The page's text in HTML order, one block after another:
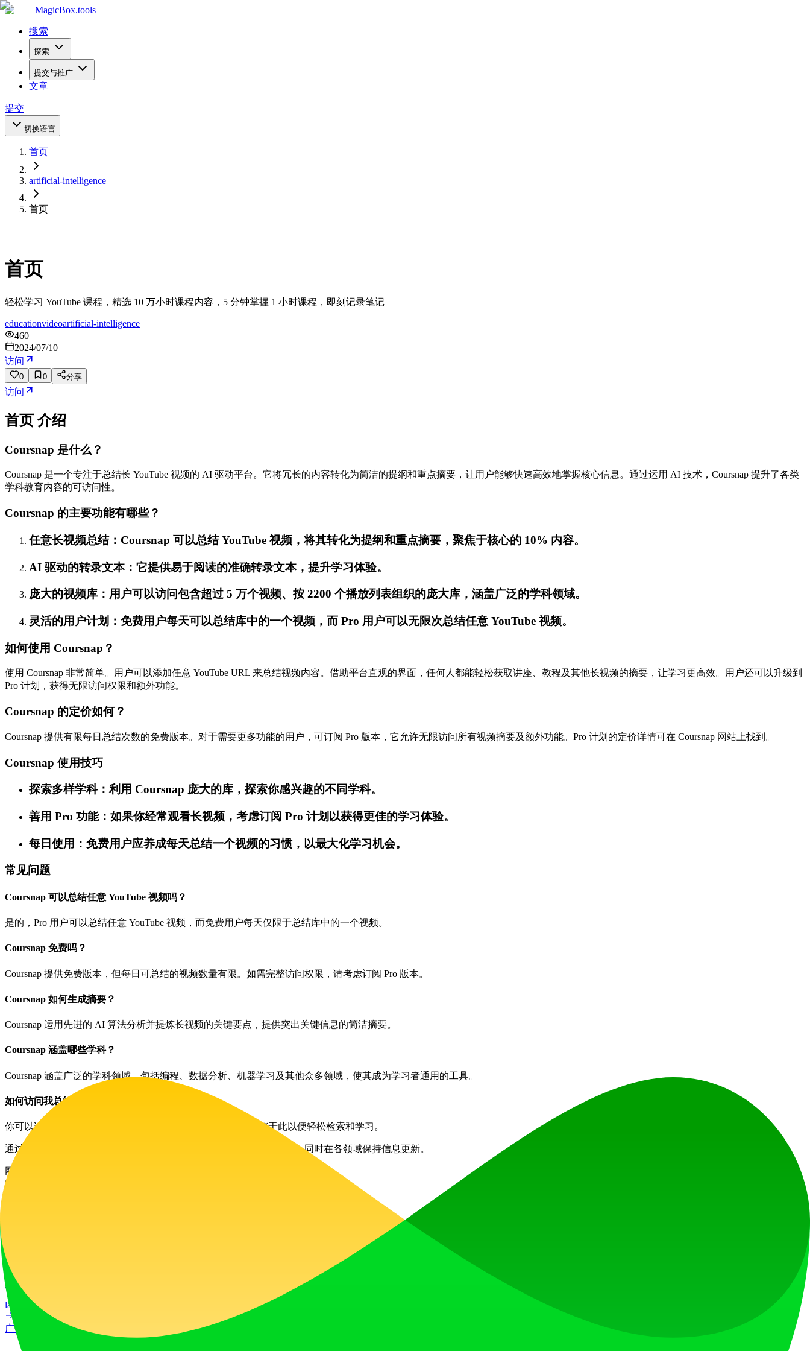
MagicBox.tools
搜索
探索
提交与推广
文章
提交
切换语言
首页
artificial-intelligence
首页
首页
轻松学习 YouTube 课程，精选 10 万小时课程内容，5 分钟掌握 1 小时课程，即刻记录笔记
educationvideoartificial-intelligence
460
2024/07/10
访问
0 0 分享
访问
首页 介绍
Coursnap 是什么？
Coursnap 是一个专注于总结长 YouTube 视频的 AI 驱动平台。它将冗长的内容转化为简洁的提纲和重点摘要，让用户能够快速高效地掌握核心信息。通过运用 AI 技术，Coursnap 提升了各类
学科教育内容的可访问性。
Coursnap 的主要功能有哪些？
任意长视频总结：Coursnap 可以总结 YouTube 视频，将其转化为提纲和重点摘要，聚焦于核心的 10% 内容。
AI 驱动的转录文本：它提供易于阅读的准确转录文本，提升学习体验。
庞大的视频库：用户可以访问包含超过 5 万个视频、按 2200 个播放列表组织的庞大库，涵盖广泛的学科领域。
灵活的用户计划：免费用户每天可以总结库中的一个视频，而 Pro 用户可以无限次总结任意 YouTube 视频。
如何使用 Coursnap？
使用 Coursnap 非常简单。用户可以添加任意 YouTube URL 来总结视频内容。借助平台直观的界面，任何人都能轻松获取讲座、教程及其他长视频的摘要，让学习更高效。用户还可以升级到
Pro 计划，获得无限访问权限和额外功能。
Coursnap 的定价如何？
Coursnap 提供有限每日总结次数的免费版本。对于需要更多功能的用户，可订阅 Pro 版本，它允许无限访问所有视频摘要及额外功能。Pro 计划的定价详情可在 Coursnap 网站上找到。
Coursnap 使用技巧
探索多样学科：利用 Coursnap 庞大的库，探索你感兴趣的不同学科。
善用 Pro 功能：如果你经常观看长视频，考虑订阅 Pro 计划以获得更佳的学习体验。
每日使用：免费用户应养成每天总结一个视频的习惯，以最大化学习机会。
常见问题
Coursnap 可以总结任意 YouTube 视频吗？
是的，Pro 用户可以总结任意 YouTube 视频，而免费用户每天仅限于总结库中的一个视频。
Coursnap 免费吗？
Coursnap 提供免费版本，但每日可总结的视频数量有限。如需完整访问权限，请考虑订阅 Pro 版本。
Coursnap 如何生成摘要？
Coursnap 运用先进的 AI 算法分析并提炼长视频的关键要点，提供突出关键信息的简洁摘要。
Coursnap 涵盖哪些学科？
Coursnap 涵盖广泛的学科领域，包括编程、数据分析、机器学习及其他众多领域，使其成为学习者通用的工具。
如何访问我总结过的视频？
你可以访问 Coursnap 平台来获取你总结过的视频，摘要将存储于此以便轻松检索和学习。
通过使用 Coursnap，用户可以提升学习体验，让学习更高效、更愉快，同时在各领域保持信息更新。
网站流量
0
LiftOff
LiftOff 是一个面向创客的产品发布平台，用于发布产品、收获点赞、获得关注，并与热爱未来的社区共同构建发展势头。
launch-platform
广告